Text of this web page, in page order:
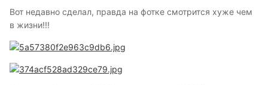
Вот недавно сделал, правда на фотке смотрится хуже чем
в жизни!!!